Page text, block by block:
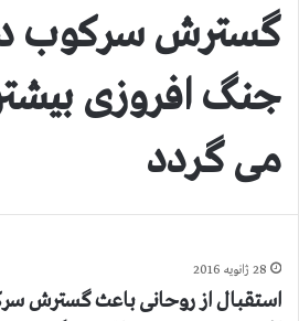
گسترش سرکوب در
جنگ افروزی
می گردد
28 ژانویه 2016
استقبال از روحانی باعث گسترش